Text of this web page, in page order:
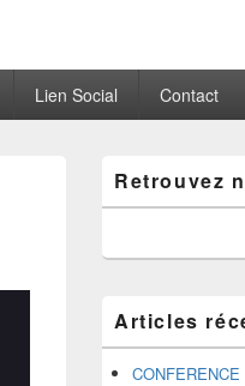
Lien Social Contact
principale
de
pour
latérale
Retrouvez
Articles